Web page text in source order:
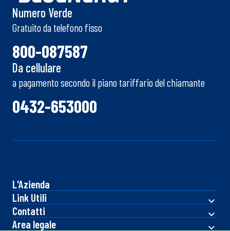
Numero Verde
Gratuito da telefono fisso
800-087587
Da cellulare
a pagamento secondo il piano tariffario del chiamante
0432-653000
L'Azienda
Link Utili
Contatti
Area legale